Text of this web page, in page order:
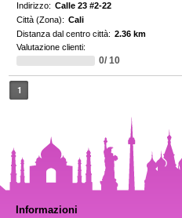
Indirizzo: Calle 23 #2-22
Città (Zona): Cali
Distanza dal centro città: 2.36 km
Valutazione clienti:
0/ 10
1
Informazioni